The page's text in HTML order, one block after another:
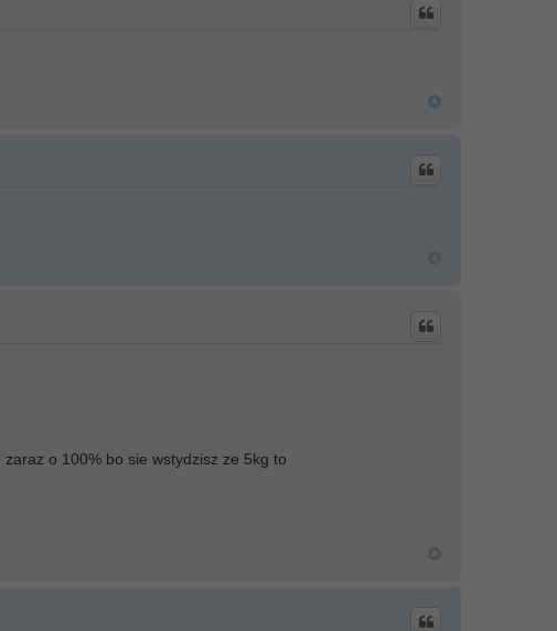
o 100% bo sie wstydzisz ze 5kg to